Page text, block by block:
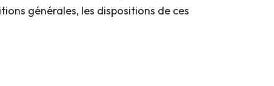
générales, les dispositions de ces